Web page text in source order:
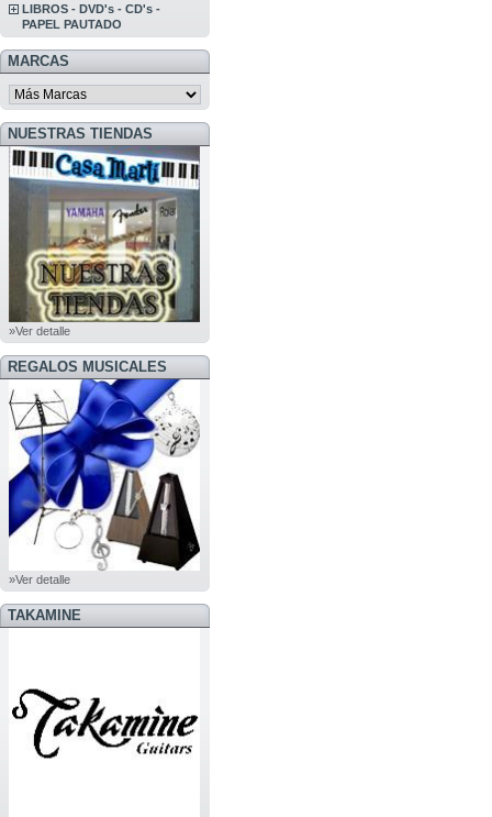
LIBROS - DVD's - CD's -
PAPEL PAUTADO
MARCAS
NUESTRAS TIENDAS
»Ver detalle
REGALOS MUSICALES
»Ver detalle
TAKAMINE